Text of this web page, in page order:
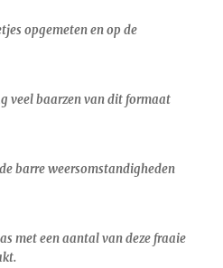
opgemeten en op de
veel baarzen van dit formaat
barre weersomstandigheden
met een aantal van deze fraaie